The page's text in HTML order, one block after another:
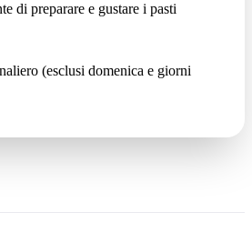
di preparare e gustare i pasti
(esclusi domenica e giorni